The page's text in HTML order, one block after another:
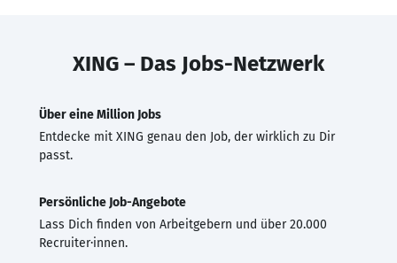
XING – Das Jobs-Netzwerk
Über eine Million Jobs
Entdecke mit XING genau den Job, der wirklich zu Dir
passt.
Persönliche Job-Angebote
Lass Dich finden von Arbeitgebern und über 20.000
Recruiter·innen.